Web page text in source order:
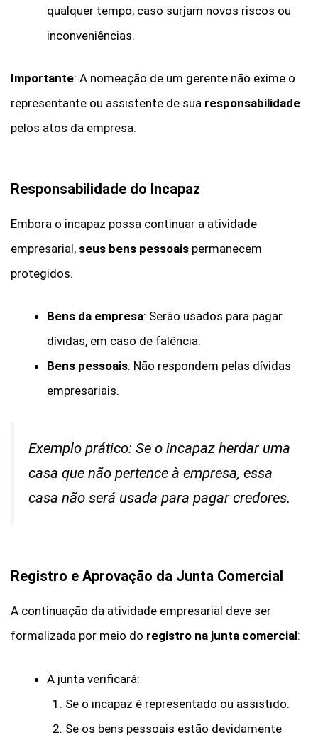
qualquer tempo, caso surjam novos riscos ou
inconveniências.
Importante: A nomeação de um gerente não exime o
representante ou assistente de sua responsabilidade
pelos atos da empresa.
Responsabilidade do Incapaz
Embora o incapaz possa continuar a atividade
empresarial, seus bens pessoais permanecem
protegidos.
Bens da empresa: Serão usados para pagar
dívidas, em caso de falência.
Bens pessoais: Não respondem pelas dívidas
empresariais.
Exemplo prático: Se o incapaz herdar uma
casa que não pertence à empresa, essa
casa não será usada para pagar credores.
Registro e Aprovação da Junta Comercial
A continuação da atividade empresarial deve ser
formalizada por meio do registro na junta comercial:
A junta verificará:
Se o incapaz é representado ou assistido.
Se os bens pessoais estão devidamente